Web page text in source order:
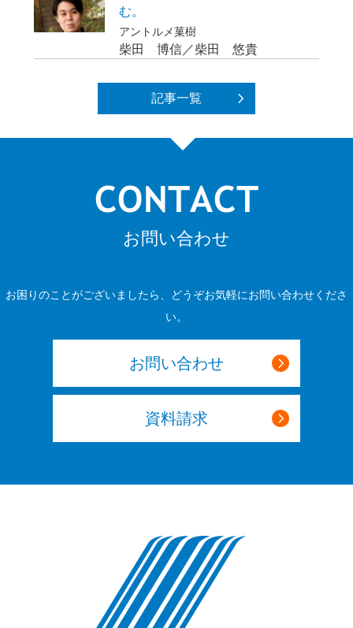
む。
アントルメ菓樹
柴田 博信／柴田 悠貴
記事一覧
お問い合わせ
お困りのことがございましたら、どうぞお気軽にお問い合わせくださ
い。
お問い合わせ
資料請求